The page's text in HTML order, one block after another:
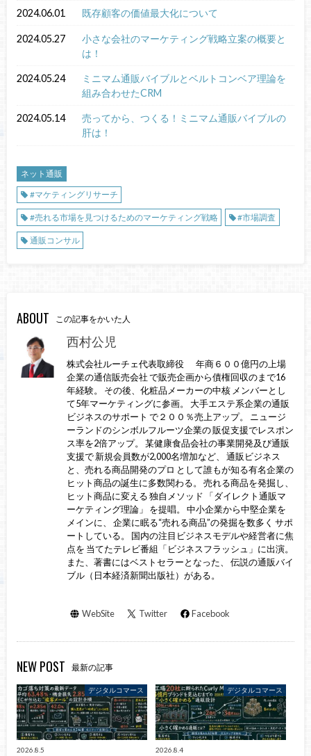
2024.06.01 既存顧客の価値最大化について
2024.05.27
小さな会社のマーケティング戦略立案の概要と
は！
2024.05.24
ミニマム通販バイブルとベルトコンベア理論を
組み合わせたCRM
2024.05.14
売ってから、つくる！ミニマム通販バイブルの
肝は！
ネット通販
#マケティングリサーチ
#売れる市場を見つけるためのマーケティング戦略 #市場調査
通販コンサル
ABOUT この記事をかいた人
西村公児
株式会社ルーチェ代表取締役 年商６００億円の上場
企業の通信販売会社 で販売企画から債権回収のまで16
年経験。 その後、化粧品メーカーの中核 メンバーとし
て5年マーケティングに参画。 大手エステ系企業の通販
ビジネスのサポート で２００％売上アップ。 ニュージ
ーランドのシンボルフルーツ企業の 販促支援でレスポン
ス率を2倍アップ。 某健康食品会社の事業開発及び通販
支援で 新規会員数が2,000名増加など、 通販ビジネス
と、売れる商品開発のプロ として誰もが知る有名企業の
ヒット商品の誕生に多数関わる。 売れる商品を発掘し、
ヒット商品に変える 独自メソッド 「ダイレクト通販マ
ーケティング理論」 を提唱。 中小企業から中堅企業を
メインに、 企業に眠る“売れる商品”の発掘を数多く サポ
ートしている。 国内の注目ビジネスモデルや経営者に焦
点を 当てたテレビ番組「ビジネスフラッシュ」に出演。
また、著書にはベストセラーとなった、 伝説の通販バイ
ブル（日本経済新聞出版社）がある。
WebSite Twitter Facebook
NEW POST 最新の記事
デジタルコマース
2026.8.5
デジタルコマース
2026.8.4